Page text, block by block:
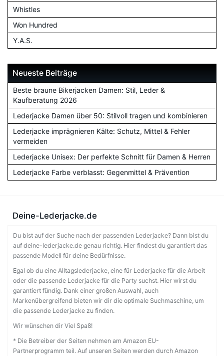
Whistles
Won Hundred
Y.A.S.
Neueste Beiträge
Beste braune Bikerjacken Damen: Stil, Leder &
Kaufberatung 2026
Lederjacke Damen über 50: Stilvoll tragen und kombinieren
Lederjacke imprägnieren Kälte: Schutz, Mittel & Fehler
vermeiden
Lederjacke Unisex: Der perfekte Schnitt für Damen & Herren
Lederjacke Farbe verblasst: Gegenmittel & Prävention
Deine-Lederjacke.de
Du bist auf der Suche nach der passenden Lederjacke? Dann bist du
auf deine-lederjacke.de genau richtig. Hier findest du garantiert das
passende Modell für deine Bedürfnisse.
Egal ob du eine Alltagslederjacke, eine für Lederjacke für die Arbeit
oder die passende Lederjacke für die Party suchst. Hier wirst du
garantiert fündig. Dank einer großen Auswahl, auch
Markenübergreifend bieten wir dir die optimale Suchmaschine, um
die passende Lederjacke zu finden.
Wir wünschen dir Viel Spaß!
* Die Betreiber der Seiten nehmen am Amazon EU-
Partnerprogramm teil. Auf unseren Seiten werden durch Amazon